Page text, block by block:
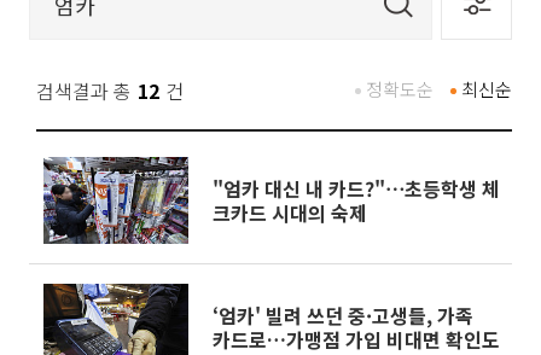
검색결과 총 12 건 최신순
정확도순
"엄카 대신 내 카드?"⋯초등학생 체
크카드 시대의 숙제
‘엄카' 빌려 쓰던 중·고생들, 가족
카드로…가맹점 가입 비대면 확인도